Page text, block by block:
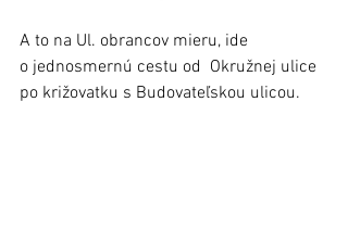
A to na Ul. obrancov mieru, ide
o jednosmernú cestu od  Okružnej ulice
po križovatku s Budovateľskou ulicou.